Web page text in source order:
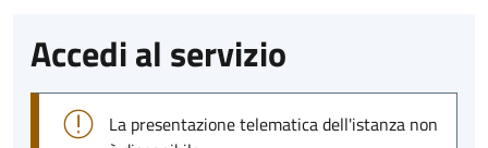
Accedi al servizio
La presentazione telematica dell'istanza non